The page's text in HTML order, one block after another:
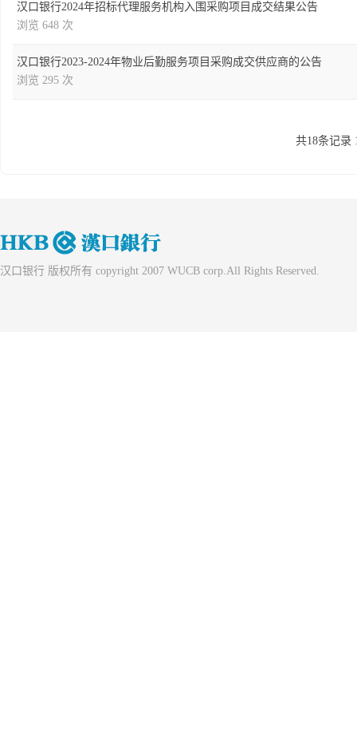
汉口银行2024年招标代理服务机构入围采购项目成交结果公告
浏览 648 次
汉口银行2023-2024年物业后勤服务项目采购成交供应商的公告
浏览 295 次
共18条记
汉口银行 版权所有 copyright 2007 WUCB corp.All Rights Reserved.